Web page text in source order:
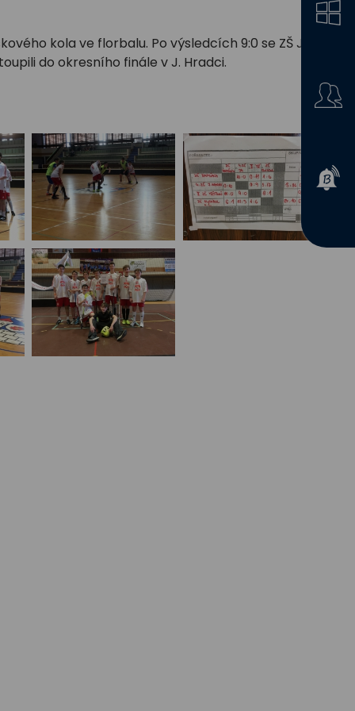
kola ve florbalu. Po výsledcích 9:0 se ZŠ JH,
do okresního finále v J. Hradci.